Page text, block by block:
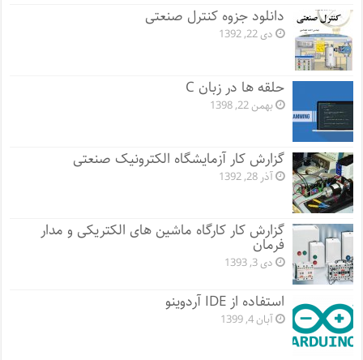
دانلود جزوه کنترل صنعتی
دی 22, 1392
حلقه ها در زبان C
بهمن 22, 1398
گزارش کار آزمایشگاه الکترونیک صنعتی
آذر 28, 1392
گزارش کار کارگاه ماشین های الکتریکی و مدار
فرمان
دی 3, 1393
استفاده از IDE آردوینو
آبان 4, 1399